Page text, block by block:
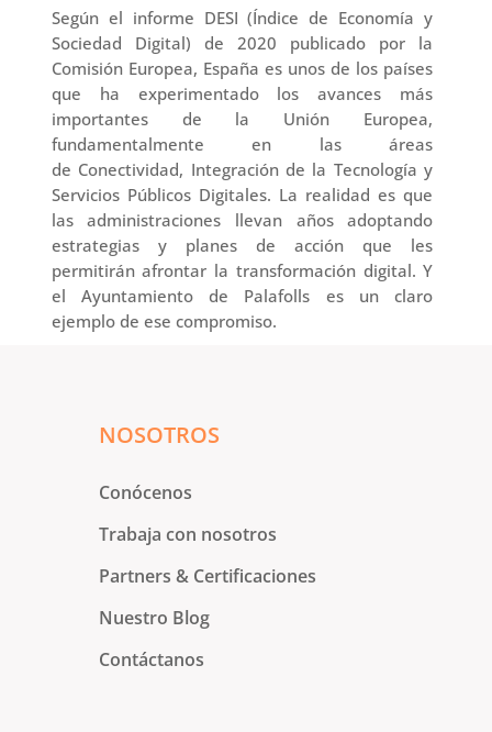
Según el informe DESI (Índice de Economía y
Sociedad Digital) de 2020 publicado por la
Comisión Europea, España es unos de los países
que ha experimentado los avances más
importantes de la Unión Europea,
fundamentalmente en las áreas
de Conectividad, Integración de la Tecnología y
Servicios Públicos Digitales. La realidad es que
las administraciones llevan años adoptando
estrategias y planes de acción que les
permitirán afrontar la transformación digital. Y
el Ayuntamiento de Palafolls es un claro
ejemplo de ese compromiso.
NOSOTROS
Conócenos
Trabaja con nosotros
Partners & Certificaciones
Nuestro Blog
Contáctanos